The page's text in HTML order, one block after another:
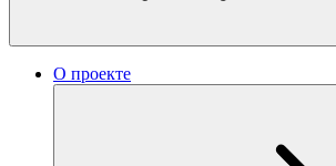
О проекте